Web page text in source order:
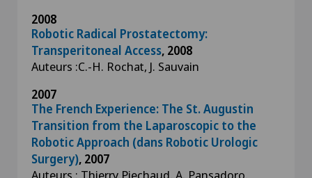
2008
Robotic Radical Prostatectomy:
Transperitoneal Access, 2008
Auteurs :C.-H. Rochat, J. Sauvain
2007
The French Experience: The St. Augustin
Transition from the Laparoscopic to the
Robotic Approach (dans Robotic Urologic
Surgery), 2007